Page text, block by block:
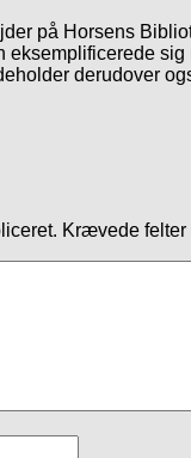
på Horsens
derudover
Krævede felter